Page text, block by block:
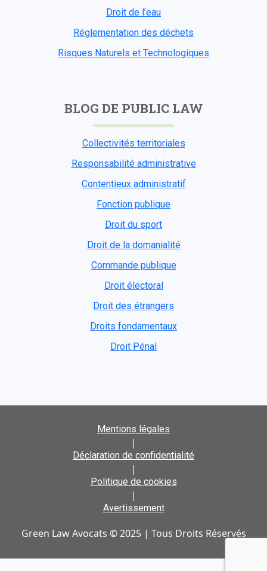
Droit de l’eau
Réglementation des déchets
Risques Naturels et Technologiques
BLOG DE PUBLIC LAW
Collectivités territoriales
Responsabilité administrative
Contentieux administratif
Fonction publique
Droit du sport
Droit de la domanialité
Commande publique
Droit électoral
Droit des étrangers
Droits fondamentaux
Droit Pénal
Mentions légales
|
Déclaration de confidentialité
|
Politique de cookies
|
Avertissement
Green Law Avocats © 2025 | Tous Droits Réservés